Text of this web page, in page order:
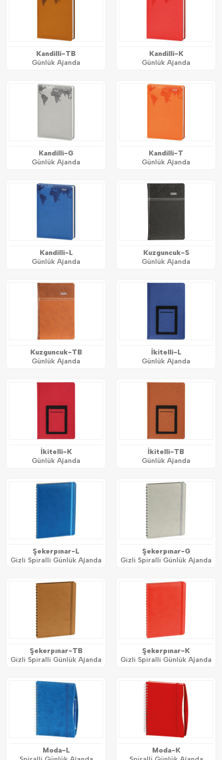
Kandilli-TB
Günlük Ajanda
Kandilli-K
Günlük Ajanda
Kandilli-G
Günlük Ajanda
Kandilli-T
Günlük Ajanda
Kandilli-L
Günlük Ajanda
Kuzguncuk-S
Günlük Ajanda
Kuzguncuk-TB
Günlük Ajanda
İkitelli-L
Günlük Ajanda
İkitelli-K
Günlük Ajanda
İkitelli-TB
Günlük Ajanda
Şekerpınar-L
Gizli Spiralli Günlük Ajanda
Şekerpınar-G
Gizli Spiralli Günlük Ajanda
Şekerpınar-TB
Gizli Spiralli Günlük Ajanda
Şekerpınar-K
Gizli Spiralli Günlük Ajanda
Moda-L
Moda-K